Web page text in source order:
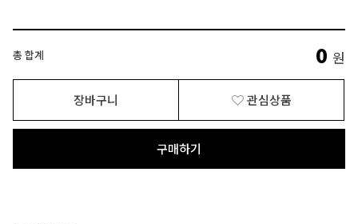
총 합계 0 원
장바구니 관심상품
구매하기